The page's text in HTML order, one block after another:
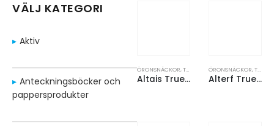
VÄLJ KATEGORI
Aktiv
Anteckningsböcker och
pappersprodukter
ÖRONSNÄCKOR,TEKNIK
Altais True Wireless Bluetooth®-öronsnäckor av återvunnen plast
ÖRONSNÄCKOR,TEKNIK
Alterf True Wireless Bluetooth®-öronsnäckor av återvunnen plast med öronproppar av silikon